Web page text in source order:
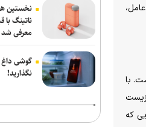
با
که
خبرنگاران نقش ارتباطات
را برای مردم روایت می‌کنند
فناوری چگونه دقت و
را افزایش می‌دهد؟
نخستین
معرفی شد
گوشی داغ
نگذارید!